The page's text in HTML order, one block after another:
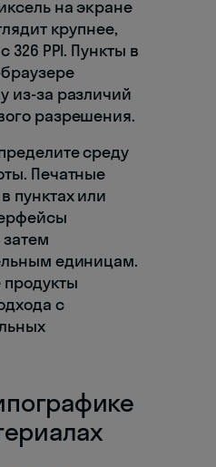
на экране
крупнее,
326 PPI. Пункты в
из-за различий
разрешения.
среду
Печатные
пунктах или
единицам.
с